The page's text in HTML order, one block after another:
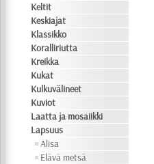
Keltit
Keskiajat
Klassikko
Koralliriutta
Kreikka
Kukat
Kulkuvälineet
Kuviot
Laatta ja mosaiikki
Lapsuus
Alisa
Elävä metsä